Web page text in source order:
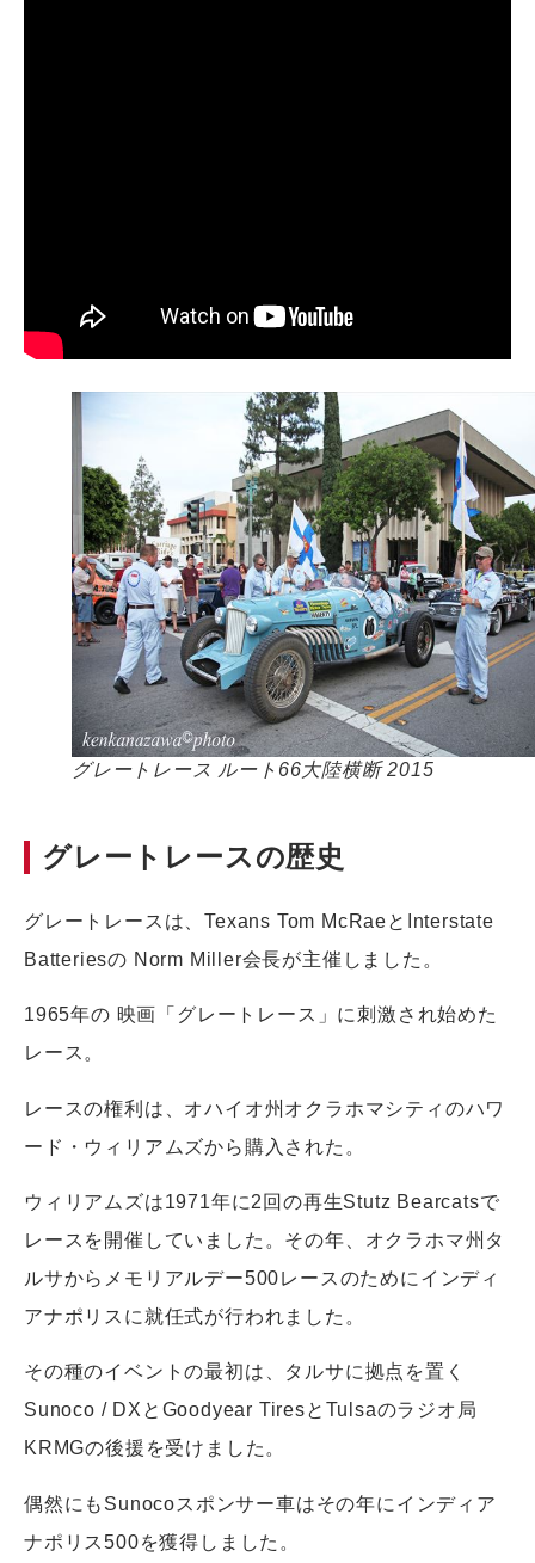
グレートレース ルート66大陸横断 2015
グレートレースの歴史
グレートレースは、Texans Tom McRaeとInterstate
Batteriesの Norm Miller会長が主催しました。
1965年の 映画「グレートレース」に刺激され始めた
レース。
レースの権利は、オハイオ州オクラホマシティのハワ
ード・ウィリアムズから購入された。
ウィリアムズは1971年に2回の再生Stutz Bearcatsで
レースを開催していました。その年、オクラホマ州タ
ルサからメモリアルデー500レースのためにインディ
アナポリスに就任式が行われました。
その種のイベントの最初は、タルサに拠点を置く
Sunoco / DXとGoodyear TiresとTulsaのラジオ局
KRMGの後援を受けました。
偶然にもSunocoスポンサー車はその年にインディア
ナポリス500を獲得しました。